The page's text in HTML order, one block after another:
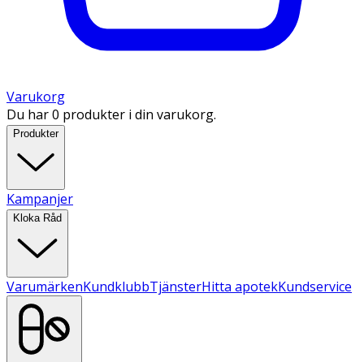
Varukorg
Du har 0 produkter i din varukorg.
Produkter
Kampanjer
Kloka Råd
VarumärkenKundklubbTjänsterHitta apotekKundservice